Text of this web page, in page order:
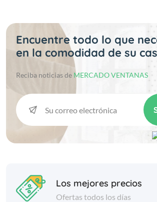
Encuentre todo lo que
en la comodidad de su
Reciba noticias de MERCADO VENTANAS
Los mejores precios
Ofertas todos los días